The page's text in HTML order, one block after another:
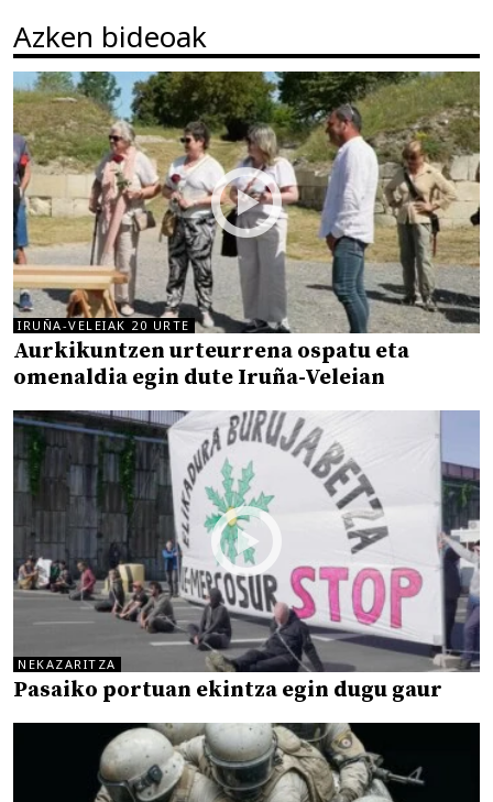
Azken bideoak
IRUÑA-VELEIAK 20 URTE
Aurkikuntzen urteurrena ospatu eta
omenaldia egin dute Iruña-Veleian
NEKAZARITZA
Pasaiko portuan ekintza egin dugu gaur